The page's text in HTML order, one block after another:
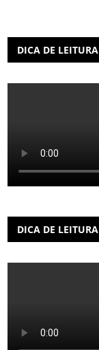
DICA DE LEITURA
DICA DE LEITURA